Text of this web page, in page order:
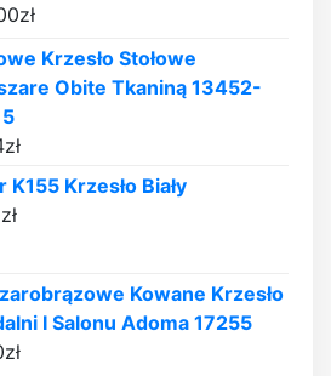
zł
Krzesło Stołowe
Obite Tkaniną 13452-
zł
K155 Krzesło Biały
zł
Kowane Krzesło
I Salonu Adoma 17255
zł